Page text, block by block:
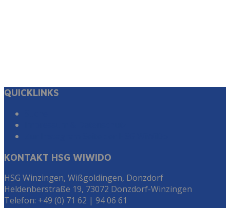
QUICKLINKS
KONTAKT HSG WIWIDO
HSG Winzingen, Wißgoldingen, Donzdorf
Heldenberstraße 19, 73072 Donzdorf-Winzingen
Telefon: +49 (0) 71 62 | 94 06 61